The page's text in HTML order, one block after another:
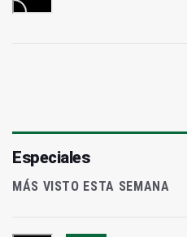
Especiales
MÁS VISTO ESTA SEMANA